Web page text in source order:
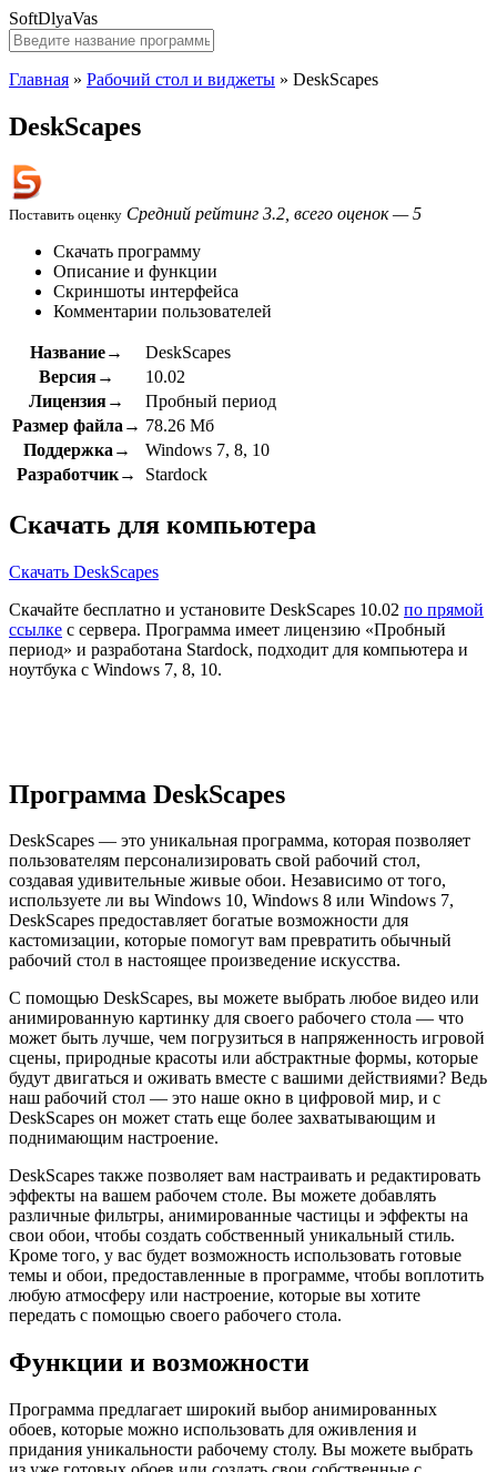
SoftDlyaVas
Главная » Рабочий стол и виджеты » DeskScapes
DeskScapes
Поставить оценку Средний рейтинг 3.2, всего оценок — 5
Скачать программу
Описание и функции
Скриншоты интерфейса
Комментарии пользователей
Название→
DeskScapes
Версия→
10.02
Лицензия→
Пробный период
Размер файла→ 78.26 Мб
Поддержка→
Windows 7, 8, 10
Разработчик→
Stardock
Скачать для компьютера
Скачать DeskScapes
Скачайте бесплатно и установите DeskScapes 10.02 по прямой
ссылке с сервера. Программа имеет лицензию «Пробный
период» и разработана Stardock, подходит для компьютера и
ноутбука с Windows 7, 8, 10.
Программа DeskScapes
DeskScapes — это уникальная программа, которая позволяет
пользователям персонализировать свой рабочий стол,
создавая удивительные живые обои. Независимо от того,
используете ли вы Windows 10, Windows 8 или Windows 7,
DeskScapes предоставляет богатые возможности для
кастомизации, которые помогут вам превратить обычный
рабочий стол в настоящее произведение искусства.
С помощью DeskScapes, вы можете выбрать любое видео или
анимированную картинку для своего рабочего стола — что
может быть лучше, чем погрузиться в напряженность игровой
сцены, природные красоты или абстрактные формы, которые
будут двигаться и оживать вместе с вашими действиями? Ведь
наш рабочий стол — это наше окно в цифровой мир, и с
DeskScapes он может стать еще более захватывающим и
поднимающим настроение.
DeskScapes также позволяет вам настраивать и редактировать
эффекты на вашем рабочем столе. Вы можете добавлять
различные фильтры, анимированные частицы и эффекты на
свои обои, чтобы создать собственный уникальный стиль.
Кроме того, у вас будет возможность использовать готовые
темы и обои, предоставленные в программе, чтобы воплотить
любую атмосферу или настроение, которые вы хотите
передать с помощью своего рабочего стола.
Функции и возможности
Программа предлагает широкий выбор анимированных
обоев, которые можно использовать для оживления и
придания уникальности рабочему столу. Вы можете выбрать